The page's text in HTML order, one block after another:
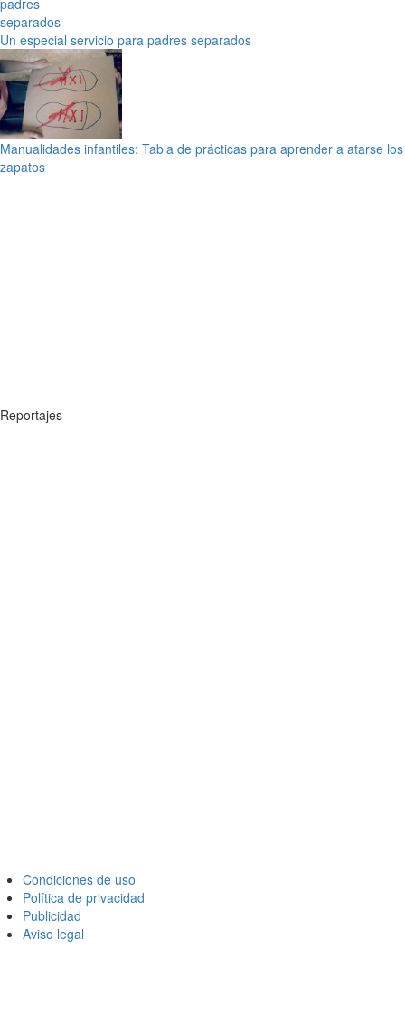
Un especial servicio para padres separados
Manualidades infantiles: Tabla de prácticas para aprender a atarse los
zapatos
Reportajes
Condiciones de uso
Política de privacidad
Publicidad
Aviso legal